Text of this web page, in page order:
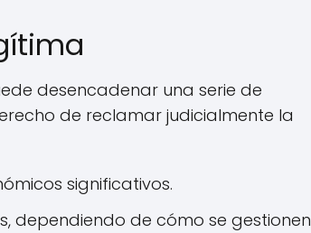
desencadenar una serie de
de reclamar judicialmente la
significativos.
dependiendo de cómo se gestionen